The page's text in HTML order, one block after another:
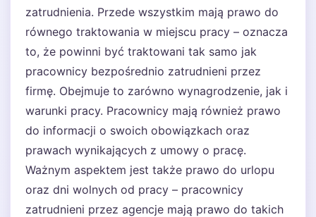
zatrudnienia. Przede wszystkim mają prawo do
równego traktowania w miejscu pracy – oznacza
to, że powinni być traktowani tak samo jak
pracownicy bezpośrednio zatrudnieni przez
firmę. Obejmuje to zarówno wynagrodzenie, jak i
warunki pracy. Pracownicy mają również prawo
do informacji o swoich obowiązkach oraz
prawach wynikających z umowy o pracę.
Ważnym aspektem jest także prawo do urlopu
oraz dni wolnych od pracy – pracownicy
zatrudnieni przez agencje mają prawo do takich